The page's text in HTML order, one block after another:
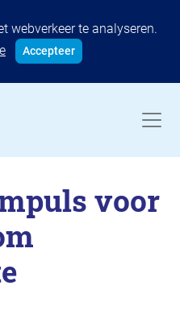
webverkeer te analyseren.
Accepteer
voor